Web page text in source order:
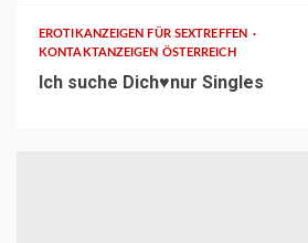
EROTIKANZEIGEN FÜR SEXTREFFEN
KONTAKTANZEIGEN ÖSTERREICH
Ich suche Dich♥️nur Singles